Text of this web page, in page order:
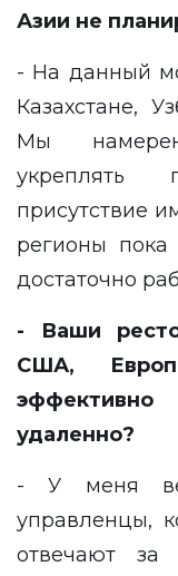
Азии не
- На данный
Казахстане,
Мы
укреплять
присутствие
регионы пока
достаточно
- Ваши
США,
удаленно?
- У меня
управленцы,
отвечают за